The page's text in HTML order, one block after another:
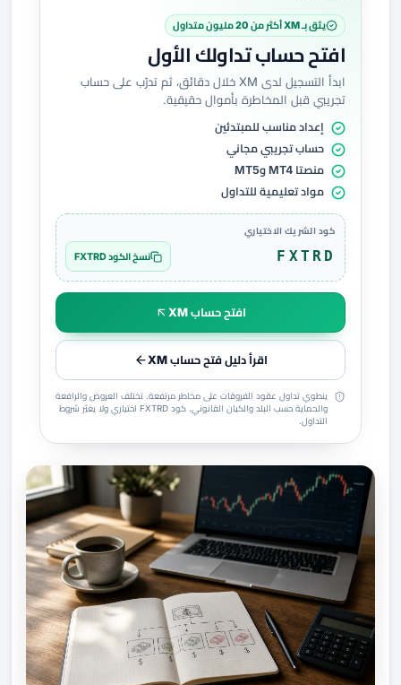
يثق بـ XM أكثر من 20 مليون متداول
افتح حساب تداولك الأول
ابدأ التسجيل لدى XM خلال دقائق، ثم تدرّب على حساب
تجريبي قبل المخاطرة بأموال حقيقية.
إعداد مناسب للمبتدئين
حساب تجريبي مجاني
منصتا MT4 وMT5
مواد تعليمية للتداول
كود الشريك الاختياري
FXTRD نسخ الكود FXTRD
افتح حساب XM
اقرأ دليل فتح حساب XM
ينطوي تداول عقود الفروقات على مخاطر مرتفعة. تختلف العروض والرافعة
والحماية حسب البلد والكيان القانوني. كود FXTRD اختياري ولا يغيّر شروط
التداول.